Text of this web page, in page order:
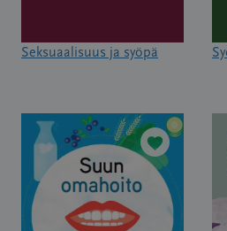
Seksuaalisuus ja syöpä